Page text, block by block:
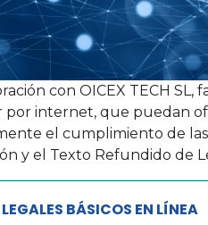
con OICEX TECH
por internet, que puedan
el cumplimiento de
y el Texto Refundido de
BÁSICOS EN LÍNEA